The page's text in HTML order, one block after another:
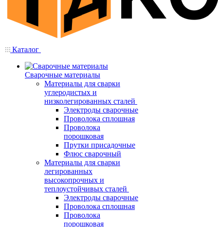
Каталог
Сварочные материалы
Материалы для сварки
углеродистых и
низколегированных сталей
Электроды сварочные
Проволока сплошная
Проволока
порошковая
Прутки присадочные
Флюс сварочный
Материалы для сварки
легированных
высокопрочных и
теплоустойчивых сталей
Электроды сварочные
Проволока сплошная
Проволока
порошковая